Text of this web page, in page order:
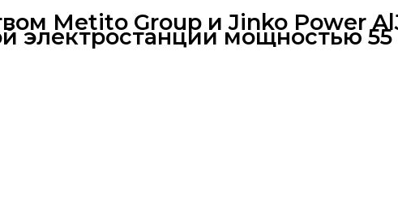
Metito Group и Jinko Power
электростанции мощностью